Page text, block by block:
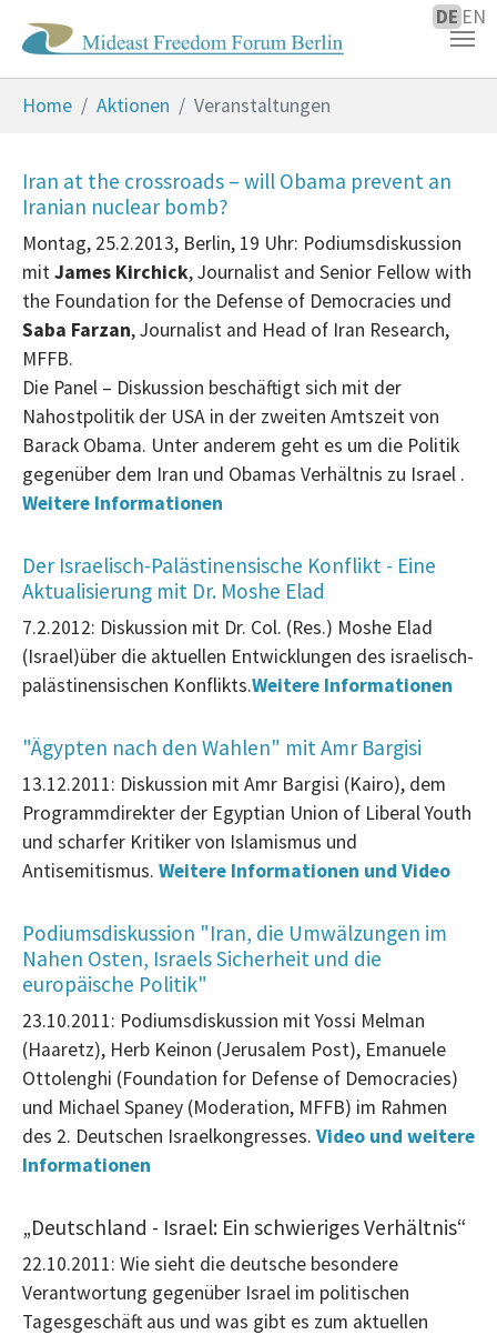
DE EN
Home Aktionen Veranstaltungen
Iran at the crossroads – will Obama prevent an
Iranian nuclear bomb?
Montag, 25.2.2013, Berlin, 19 Uhr: Podiumsdiskussion
mitJames Kirchick, Journalist and Senior Fellow with
the Foundation for the Defense of Democracies und
Saba Farzan, Journalist and Head of Iran Research,
MFFB.
Die Panel – Diskussion beschäftigt sich mit der
Nahostpolitik der USA in der zweiten Amtszeit von
Barack Obama. Unter anderem geht es um die Politik
gegenüber dem Iran und Obamas Verhältnis zu Israel .
Weitere Informationen
Der Israelisch-Palästinensische Konflikt - Eine
Aktualisierung mit Dr. Moshe Elad
7.2.2012: Diskussion mit Dr. Col. (Res.) Moshe Elad
(Israel)über die aktuellen Entwicklungen des israelisch-
palästinensischen Konflikts.Weitere Informationen
"Ägypten nach den Wahlen" mit Amr Bargisi
13.12.2011: Diskussion mit Amr Bargisi (Kairo), dem
Programmdirekter der Egyptian Union of Liberal Youth
und scharfer Kritiker von Islamismus und
Antisemitismus. Weitere Informationen und Video
Podiumsdiskussion "Iran, die Umwälzungen im
Nahen Osten, Israels Sicherheit und die
europäische Politik"
23.10.2011: Podiumsdiskussion mit Yossi Melman
(Haaretz), Herb Keinon (Jerusalem Post), Emanuele
Ottolenghi (Foundation for Defense of Democracies)
und Michael Spaney (Moderation, MFFB) im Rahmen
des 2. Deutschen Israelkongresses. Video und weitere
Informationen
„Deutschland - Israel: Ein schwieriges Verhältnis“
22.10.2011: Wie sieht die deutsche besondere
Verantwortung gegenüber Israel im politischen
Tagesgeschäft aus und was gibt es zum aktuellen